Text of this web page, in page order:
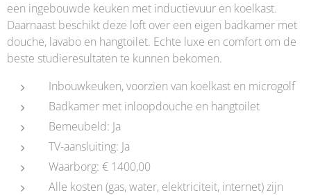
een ingebouwde keuken met inductievuur en koelkast.
Daarnaast beschikt deze loft over een eigen badkamer met
douche, lavabo en hangtoilet. Echte luxe en comfort om de
beste studieresultaten te kunnen bekomen.
Inbouwkeuken, voorzien van koelkast en microgolf
Badkamer met inloopdouche en hangtoilet
Bemeubeld: Ja
TV-aansluiting: Ja
Waarborg: € 1400,00
Alle kosten (gas, water, elektriciteit, internet) zijn